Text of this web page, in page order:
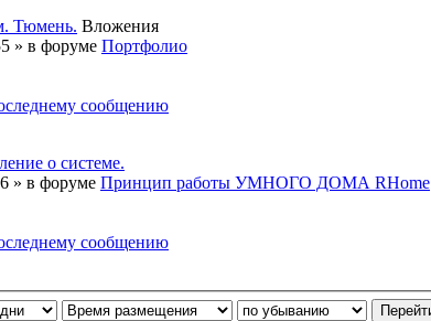
Тюмень. Вложения
» в форуме Портфолио
сообщению
о системе.
» в форуме Принцип работы УМНОГО ДОМА RHome
сообщению